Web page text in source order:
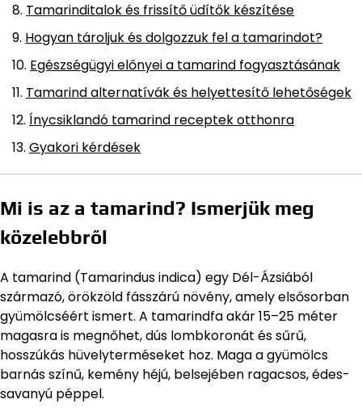
Tamarinditalok és frissítő üdítők készítése
Hogyan tároljuk és dolgozzuk fel a tamarindot?
Egészségügyi előnyei a tamarind fogyasztásának
Tamarind alternatívák és helyettesítő lehetőségek
Ínycsiklandó tamarind receptek otthonra
Gyakori kérdések
Mi is az a tamarind? Ismerjük meg
közelebbről
A tamarind (Tamarindus indica) egy Dél-Ázsiából
származó, örökzöld fásszárú növény, amely elsősorban
gyümölcséért ismert. A tamarindfa akár 15–25 méter
magasra is megnőhet, dús lombkoronát és sűrű,
hosszúkás hüvelyterméseket hoz. Maga a gyümölcs
barnás színű, kemény héjú, belsejében ragacsos, édes-
savanyú péppel.